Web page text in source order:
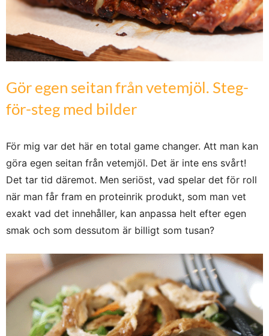
Gör egen seitan från vetemjöl. Steg-
för-steg med bilder
För mig var det här en total game changer. Att man kan
göra egen seitan från vetemjöl. Det är inte ens svårt!
Det tar tid däremot. Men seriöst, vad spelar det för roll
när man får fram en proteinrik produkt, som man vet
exakt vad det innehåller, kan anpassa helt efter egen
smak och som dessutom är billigt som tusan?